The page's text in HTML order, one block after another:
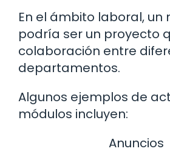
En el ámbito laboral, un
podría ser un proyecto
colaboración entre
departamentos.
Algunos ejemplos de
módulos incluyen:
Anuncios